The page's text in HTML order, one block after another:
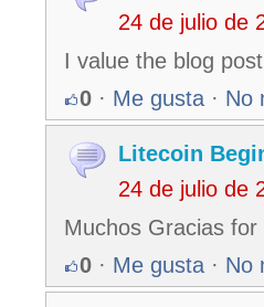
24 de julio de
I value the blog
0 · Me gusta · No
Litecoin
24 de julio de
Muchos Gracias
0 · Me gusta · No